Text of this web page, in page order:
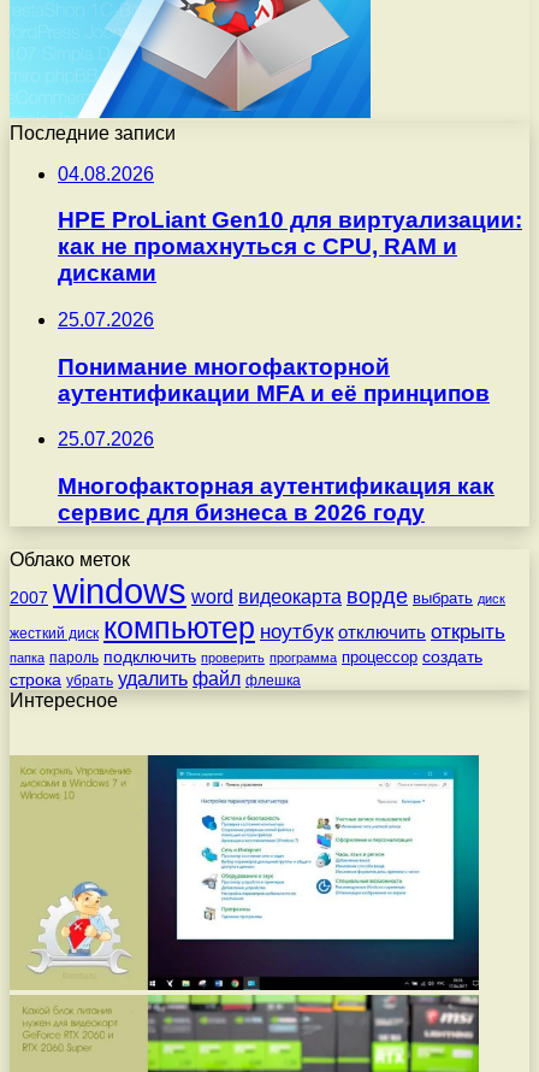
Последние записи
04.08.2026
HPE ProLiant Gen10 для виртуализации:
как не промахнуться с CPU, RAM и
дисками
25.07.2026
Понимание многофакторной
аутентификации MFA и её принципов
25.07.2026
Многофакторная аутентификация как
сервис для бизнеса в 2026 году
Облако меток
2007 windows word видеокарта ворде выбрать диск
жесткий диск компьютер ноутбук отключить открыть
папка пароль подключить проверить программа процессор создать
строка убрать удалить файл флешка
Интересное